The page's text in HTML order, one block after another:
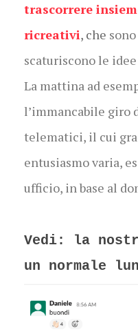
trascorrere
ricreativi, che
scaturiscono le
La mattina ad
l’immancabile giro
telematici, il cui
entusiasmo varia,
ufficio, in base al
Vedi: la
un normale